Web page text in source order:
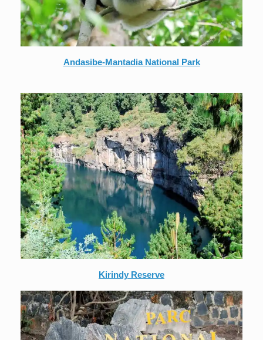
Andasibe-Mantadia National Park
Kirindy Reserve